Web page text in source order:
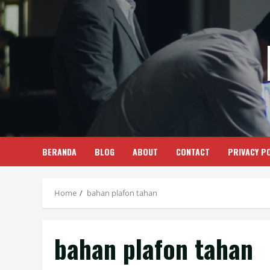
Skip
content
BERANDA BLOG ABOUT CONTACT PRIVACY
Home bahan plafon tahan
bahan plafon tahan